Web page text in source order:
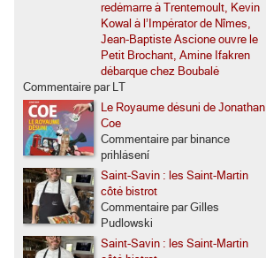
redémarre à Trentemoult, Kevin
Kowal à l’Impérator de Nîmes,
Jean-Baptiste Ascione ouvre le
Petit Brochant, Amine Ifakren
débarque chez Boubalé
Commentaire par LT
Le Royaume désuni de Jonathan
Coe
Commentaire par binance
prihlásení
Saint-Savin : les Saint-Martin
côté bistrot
Commentaire par Gilles
Pudlowski
Saint-Savin : les Saint-Martin